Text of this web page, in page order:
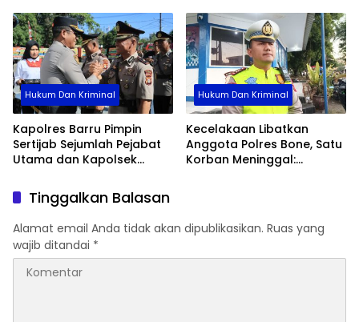
Hukum Dan Kriminal
Kapolres Barru Pimpin
Sertijab Sejumlah Pejabat
Utama dan Kapolsek
Organisasi
Hukum Dan Kriminal
Kecelakaan Libatkan
Anggota Polres Bone, Satu
Korban Meninggal:
Tinggalkan Balasan
Alamat email Anda tidak akan dipublikasikan. Ruas yang
wajib ditandai *